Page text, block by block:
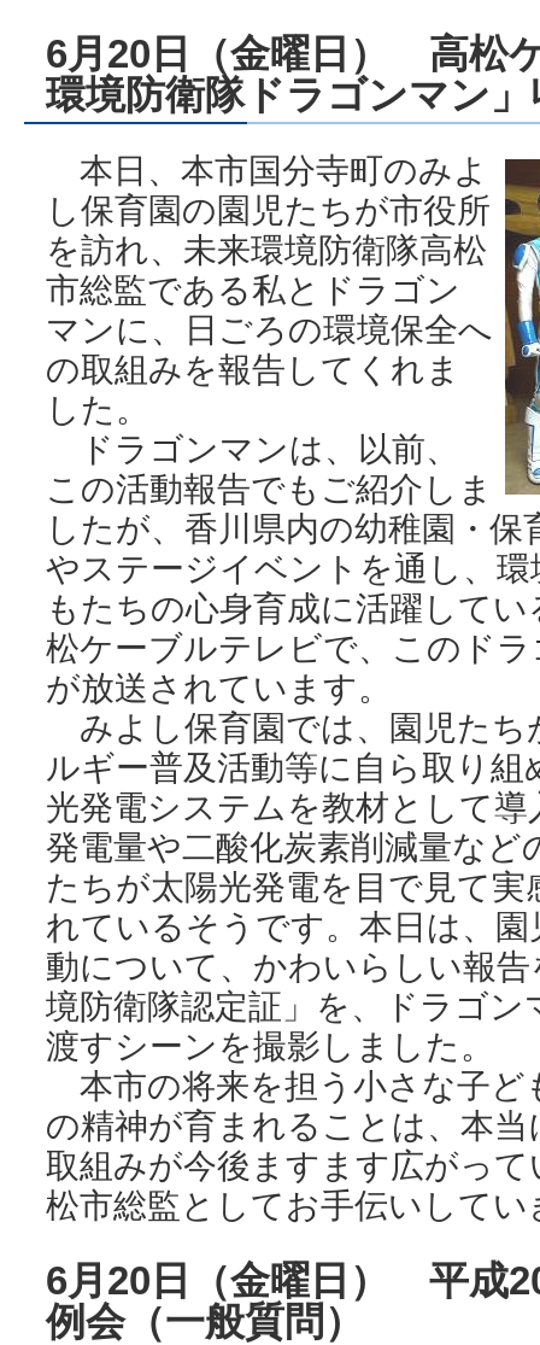
6月20日（金曜日） 高松
環境防衛隊ドラゴンマン」
本日、本市国分寺町のみよ
し保育園の園児たちが市役所
を訪れ、未来環境防衛隊高松
市総監である私とドラゴン
マンに、日ごろの環境保全へ
の取組みを報告してくれま
した。
ドラゴンマンは、以前、
この活動報告でもご紹介しま
したが、香川県内の幼稚園・
やステージイベントを通し、
もたちの心身育成に活躍して
松ケーブルテレビで、このド
が放送されています。
みよし保育園では、園児たち
ルギー普及活動等に自ら取り
光発電システムを教材として
発電量や二酸化炭素削減量など
たちが太陽光発電を目で見て
れているそうです。本日は、
動について、かわいらしい報
境防衛隊認定証」を、ドラゴ
渡すシーンを撮影しました。
本市の将来を担う小さな子ど
の精神が育まれることは、本
取組みが今後ますます広がっ
松市総監としてお手伝いして
6月20日（金曜日） 平成
例会（一般質問）